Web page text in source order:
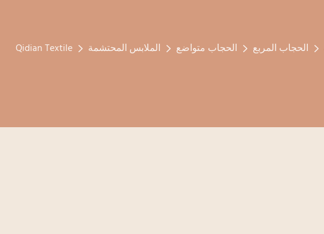
Qidian Textile الملابس المحتشمة الحجاب متواضع الحجاب المربع